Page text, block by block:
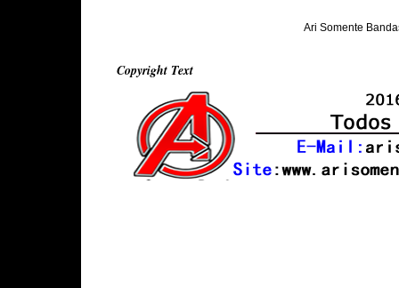
Ari Somente
Copyright Text